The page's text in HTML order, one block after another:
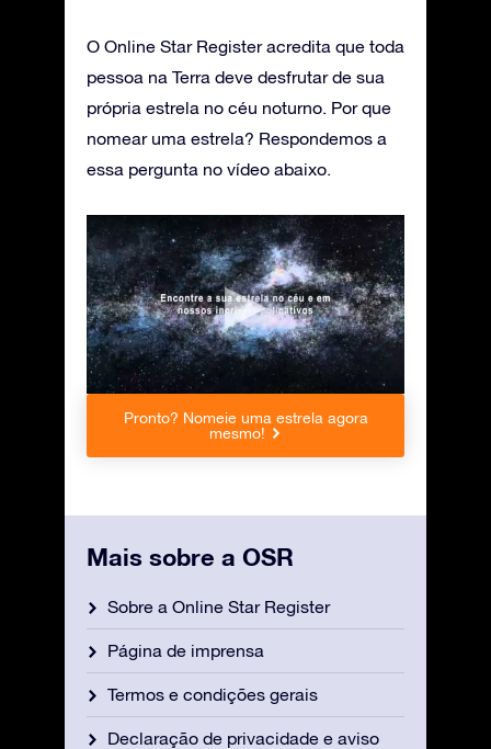
O Online Star Register acredita que toda
pessoa na Terra deve desfrutar de sua
própria estrela no céu noturno. Por que
nomear uma estrela? Respondemos a
essa pergunta no vídeo abaixo.
Pronto? Nomeie uma estrela agora
mesmo!
Mais sobre a OSR
Sobre a Online Star Register
Página de imprensa
Termos e condições gerais
Declaração de privacidade e aviso